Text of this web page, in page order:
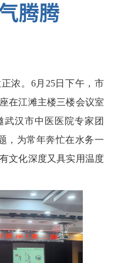
腾腾
浓。6月25日下午，市
在江滩主楼三楼会议室
汉市中医医院专家团
，为常年奔忙在水务一
文化深度又具实用温度